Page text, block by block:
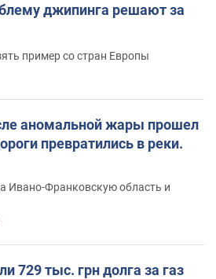
джипинга решают за
пример со стран Европы
аномальной жары прошел
превратились в реки.
Ивано-Франковскую область и
729 тыс. грн долга за газ